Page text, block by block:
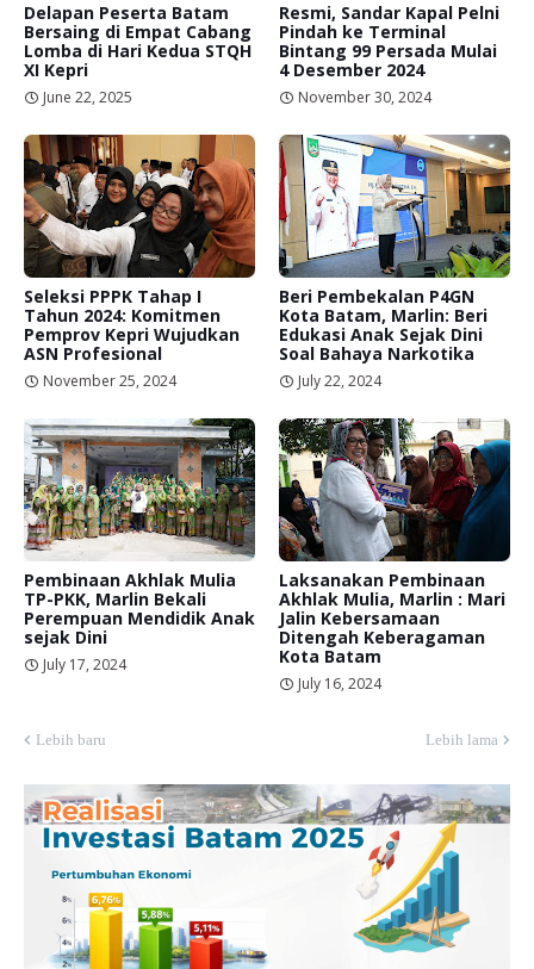
Delapan Peserta Batam
Bersaing di Empat Cabang
Lomba di Hari Kedua STQH
XI Kepri
June 22, 2025
Resmi, Sandar Kapal Pelni
Pindah ke Terminal
Bintang 99 Persada Mulai
4 Desember 2024
November 30, 2024
Seleksi PPPK Tahap I
Tahun 2024: Komitmen
Pemprov Kepri Wujudkan
ASN Profesional
November 25, 2024
Beri Pembekalan P4GN
Kota Batam, Marlin: Beri
Edukasi Anak Sejak Dini
Soal Bahaya Narkotika
July 22, 2024
Pembinaan Akhlak Mulia
TP-PKK, Marlin Bekali
Perempuan Mendidik Anak
sejak Dini
July 17, 2024
Laksanakan Pembinaan
Akhlak Mulia, Marlin : Mari
Jalin Kebersamaan
Ditengah Keberagaman
Kota Batam
July 16, 2024
Lebih baru Lebih lama